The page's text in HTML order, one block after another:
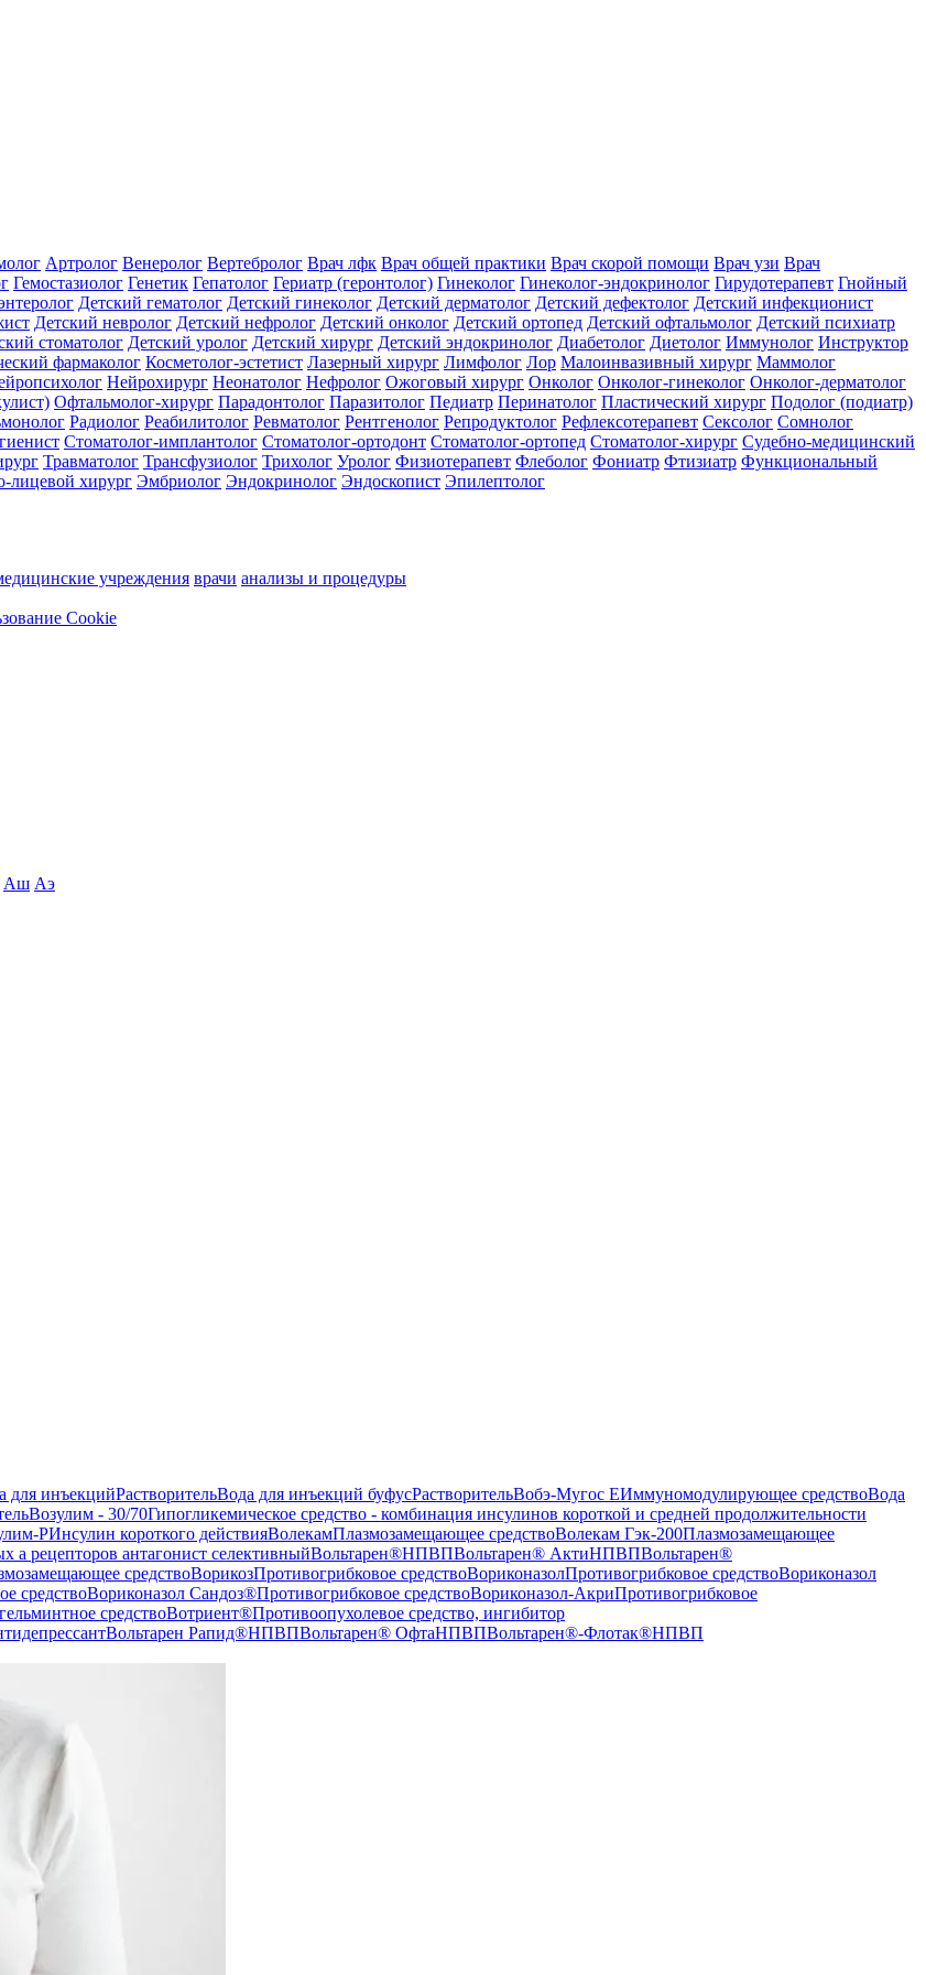
Артролог Венеролог Вертебролог Врач лфк Врач общей практики Врач скорой помощи Врач узи Врач
Гемостазиолог Генетик Гепатолог Гериатр (геронтолог) Гинеколог Гинеколог-эндокринолог Гирудотерапевт Гнойный
Детский гематолог Детский гинеколог Детский дерматолог Детский дефектолог Детский инфекционист
Детский невролог Детский нефролог Детский онколог Детский ортопед Детский офтальмолог Детский психиатр
стоматолог Детский уролог Детский хирург Детский эндокринолог Диабетолог Диетолог Иммунолог Инструктор
фармаколог Косметолог-эстетист Лазерный хирург Лимфолог Лор Малоинвазивный хирург Маммолог
Нейрохирург Неонатолог Нефролог Ожоговый хирург Онколог Онколог-гинеколог Онколог-дерматолог
Офтальмолог-хирург Парадонтолог Паразитолог Педиатр Перинатолог Пластический хирург Подолог (подиатр)
Радиолог Реабилитолог Ревматолог Рентгенолог Репродуктолог Рефлексотерапевт Сексолог Сомнолог
Стоматолог-имплантолог Стоматолог-ортодонт Стоматолог-ортопед Стоматолог-хирург Судебно-медицинский
Травматолог Трансфузиолог Трихолог Уролог Физиотерапевт Флеболог Фониатр Фтизиатр Функциональный
лицевой хирург Эмбриолог Эндокринолог Эндоскопист Эпилептолог
учреждения врачи анализы и процедуры
Cookie
Аш Аэ
для инъекцийРастворительВода для инъекций буфусРастворительВобэ-Мугос ЕИммуномодулирующее средствоВода
Возулим - 30/70Гипогликемическое средство - комбинация инсулинов короткой и средней продолжительности
РИнсулин короткого действияВолекамПлазмозамещающее средствоВолекам Гэк-200Плазмозамещающее
а рецепторов антагонист селективныйВольтарен®НПВПВольтарен® АктиНПВПВольтарен®
средствоВорикозПротивогрибковое средствоВориконазолПротивогрибковое средствоВориконазол
средствоВориконазол Сандоз®Противогрибковое средствоВориконазол-АкриПротивогрибковое
средствоВотриент®Противоопухолевое средство, ингибитор
Вольтарен Рапид®НПВПВольтарен® ОфтаНПВПВольтарен®-Флотак®НПВП